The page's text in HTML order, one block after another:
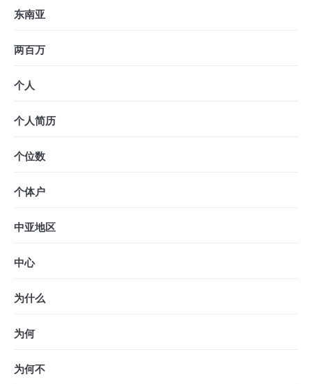
东南亚
两百万
个人
个人简历
个位数
个体户
中亚地区
中心
为什么
为何
为何不